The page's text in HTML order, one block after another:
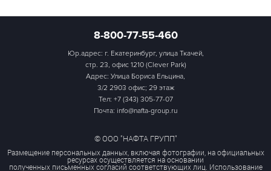
8-800-77-55-460
Юр.адрес: г. Екатеринбург, улица Ткачей,
стр. 23, офис 1210 (Clever Park)
Адрес: Улица Бориса Ельцина,
3/2 2903 офис; 29 этаж
Тел: +7 (343) 305-77-07
Почта: info@nafta-group.ru
© ООО "НАФТА ГРУПП"
Размещение персональных данных, включая фотографии, на официальных
ресурсах осуществляется на основании
полученных письменных согласий соответствующих лиц. Использование